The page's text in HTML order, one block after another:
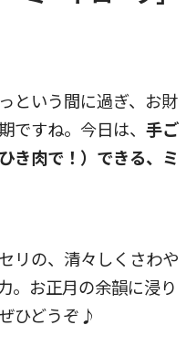
という間に過ぎ、お財
ですね。今日は、 手ご
き肉で！）できる、ミ
リの、清々しくさわや
。お正月の余韻に浸り
ひどうぞ♪